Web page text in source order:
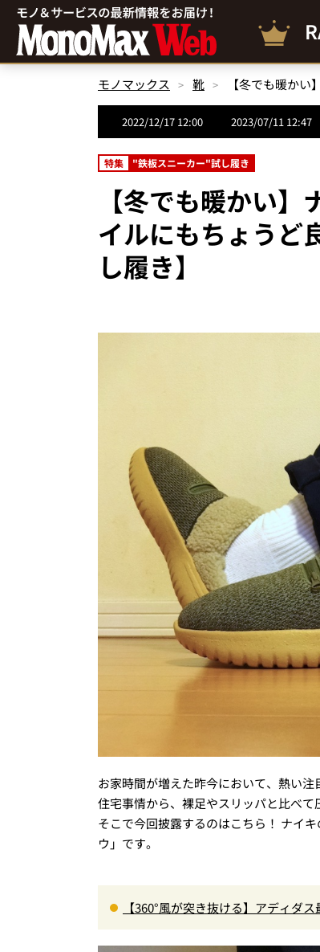
モノマックス 靴
2022/12/17 12:00 2023/07/11 12:47
特集 "鉄板スニーカー"試し履き
【冬でも暖かい
イルにもちょうど
し履き】
お家時間が増えた昨今において、熱い
住宅事情から、裸足やスリッパと比べて
そこで今回披露するのはこちら！ ナイ
ウ」です。
【360°風が突き抜ける】アディダ